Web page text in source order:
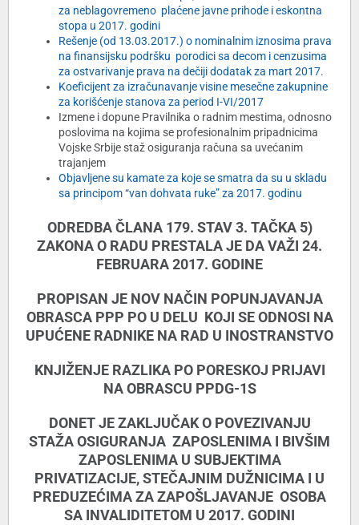
za neblagovremeno plaćene javne prihode i eskontna
stopa u 2017. godini
Rešenje (od 13.03.2017.) o nominalnim iznosima prava
na finansijsku podršku porodici sa decom i cenzusima
za ostvarivanje prava na dečiji dodatak za mart 2017.
Koeficijent za izračunavanje visine mesečne zakupnine
za korišćenje stanova za period I-VI/2017
Izmene i dopune Pravilnika o radnim mestima, odnosno
poslovima na kojima se profesionalnim pripadnicima
Vojske Srbije staž osiguranja računa sa uvećanim
trajanjem
Objavljene su kamate za koje se smatra da su u skladu
sa principom “van dohvata ruke” za 2017. godinu
ODREDBA ČLANA 179. STAV 3. TAČKA 5)
ZAKONA O RADU PRESTALA JE DA VAŽI 24.
FEBRUARA 2017. GODINE
PROPISAN JE NOV NAČIN POPUNJAVANJA
OBRASCA PPP PO U DELU KOJI SE ODNOSI NA
UPUĆENE RADNIKE NA RAD U INOSTRANSTVO
KNJIŽENJE RAZLIKA PO PORESKOJ PRIJAVI
NA OBRASCU PPDG-1S
DONET JE ZAKLJUČAK O POVEZIVANJU
STAŽA OSIGURANJA ZAPOSLENIMA I BIVŠIM
ZAPOSLENIMA U SUBJEKTIMA
PRIVATIZACIJE, STEČAJNIM DUŽNICIMA I U
PREDUZEĆIMA ZA ZAPOŠLJAVANJE OSOBA
SA INVALIDITETOM U 2017. GODINI